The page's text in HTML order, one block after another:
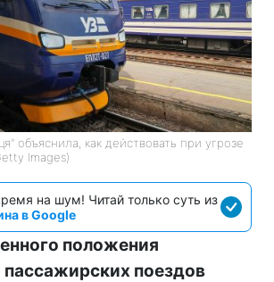
объяснила, как действовать при угрозе
Images)
на шум! Читай только суть из
в Google
положения
поездов